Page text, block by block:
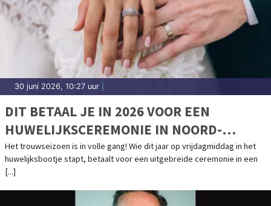
30 juni 2026, 10:27 uur
DIT BETAAL JE IN 2026 VOOR EEN
HUWELIJKSCEREMONIE IN NOORD-
HOLLAND
Het trouwseizoen is in volle gang! Wie dit jaar op vrijdagmiddag in het
huwelijksbootje stapt, betaalt voor een uitgebreide ceremonie in een
[...]